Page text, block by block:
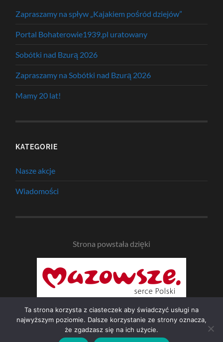
Zapraszamy na spływ „Kajakiem pośród dziejów”
Portal Bohaterowie1939.pl uratowany
Sobótki nad Bzurą 2026
Zapraszamy na Sobótki nad Bzurą 2026
Mamy 20 lat!
KATEGORIE
Nasze akcje
Wiadomości
Strona powstała dzięki
© 2026 NAD BZURĄ —UP ↑
Ta strona korzysta z ciasteczek aby świadczyć usługi na
najwyższym poziomie. Dalsze korzystanie ze strony oznacza,
że zgadzasz się na ich użycie.